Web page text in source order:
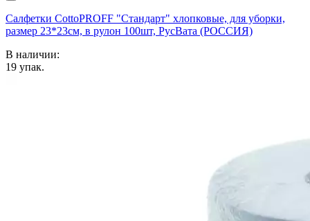
Салфетки CottoPROFF "Стандарт" хлопковые, для уборки,
размер 23*23см, в рулон 100шт, РусВата (РОССИЯ)
В наличии:
19 упак.